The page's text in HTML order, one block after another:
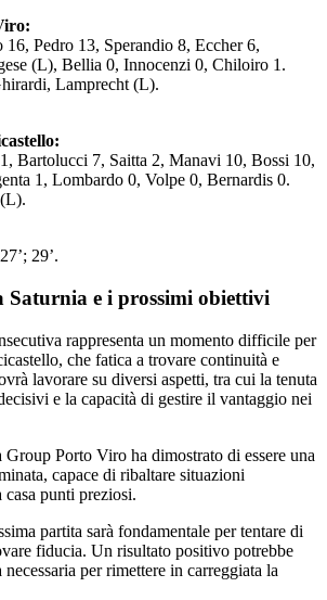
Pedro 13, Sperandio 8, Eccher 6,
(L), Bellia 0, Innocenzi 0, Chiloiro 1.
Lamprecht (L).
Bartolucci 7, Saitta 2, Manavi 10, Bossi 10,
1, Lombardo 0, Volpe 0, Bernardis 0.
29’.
Saturnia e i prossimi obiettivi
rappresenta un momento difficile per
che fatica a trovare continuità e
lavorare su diversi aspetti, tra cui la tenuta
e la capacità di gestire il vantaggio nei
Porto Viro ha dimostrato di essere una
capace di ribaltare situazioni
punti preziosi.
partita sarà fondamentale per tentare di
fiducia. Un risultato positivo potrebbe
per rimettere in carreggiata la